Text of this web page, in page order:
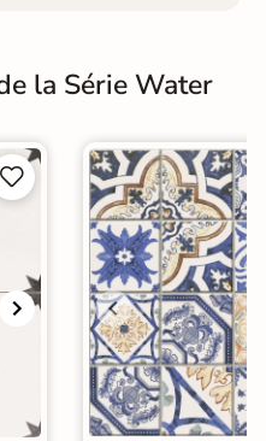
la Série Water

